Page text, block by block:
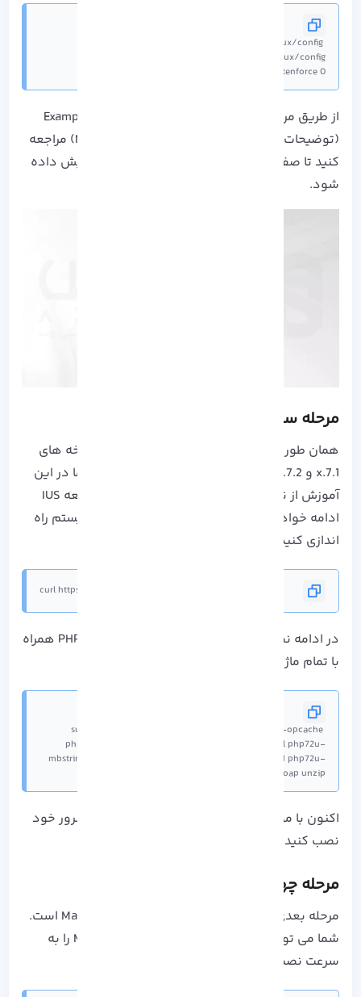
sudo sed -i 's/enforcing/disabled/g' /etc/selinux/config
sudo settenforce 0
از طریق مرورگری که استفاده می کنید به Example.Com
(توضیحات در قسمت پیشنیاز های نصب Magento) مراجعه
کنید تا صفحه وب پیش فرض آپاچی برای شما نمایش داده
شود.
مرحله سوم: نصب PHP 7.2
همان طور که می دانید Magento 2 با PHP در نسخه های
7.1.x و 7.2.x. هماهنگ می باشد، به همین دلیل ما در این
آموزش از نصب PHP 7.2.x با استفاده از مخزن جامعه IUS
ادامه خواهیم داد، اما در ابتدا مخزن IUS را در سیستم راه
اندازی کنید:
curl https://setup.ius.io | sudo bash
در ادامه نصب Magento باید با اجرای دستور، PHP 7.2 همراه
با تمام ماژول های مورد نیاز نصب را انجام دهید:
sudo yum -y install php72u php72u-pdo php72u-opcache
php72u-xml php72u-gd php72u-devel php72u-intl php72u-
mbstring php72u-json php72u-iconv php72u-mysqlnd php72u-
fpm php72u-bcmath php72u-soap unzip
اکنون با موفقیت توانسته اید که PHP را بر روی سرور خود
نصب کنید.
مرحله چهارم: نصب سرور MariaDB
مرحله بعدی از مراحل نصب Magento، نصب MariaDB است.
شما می توانید با اجرا فایل زیر مخزن MariaDB 10.3 را به
سرعت نصب کنید: